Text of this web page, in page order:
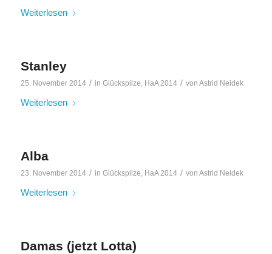
Weiterlesen
Stanley
25. November 2014 / in Glückspilze, HaA 2014 / von Astrid Neidek
Weiterlesen
Alba
23. November 2014 / in Glückspilze, HaA 2014 / von Astrid Neidek
Weiterlesen
Damas (jetzt Lotta)